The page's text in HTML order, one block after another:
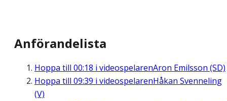
Anförandelista
Hoppa till 00:18 i videospelarenAron Emilsson (SD)
Hoppa till 09:39 i videospelarenHåkan Svenneling
(V)